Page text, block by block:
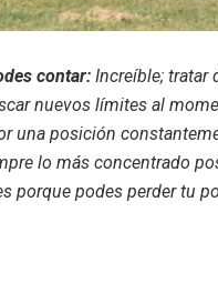
contar: Increíble; tratar
nuevos límites al
una posición
lo más concentrado
porque podes perder tu